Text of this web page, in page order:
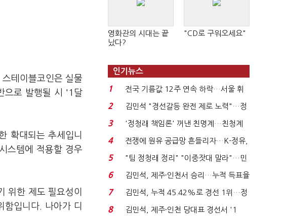
테이블코인은 실물
으로 발행될 시 '1달
확대되는 추세입니
스템에 적용할 경우
위한 제도 필요성이
입니다. 나아가 디
영화관의 시대는 끝
났다?
"CD로 구워오세요"
인기뉴스
1
전국 기름값 12주 연속 하락…서울 휘
발윳값 1909원...
2
김민석 "경선갈등 완전 제로 노력"…정
청래 "반명 공세 사...
3
'정청래 책임론' 꺼낸 친명계…친청계
는 추가투표 때리기...
4
전쟁에 원유 공급망 흔들리자…K-정유,
에너지안보 핵심...
5
"팀 정청래 정리" "이중잣대 말라"…민
주 최고위원 계파 다...
6
김민석, 제주·인천서 승리…누적 득표율
'1위 탈환'(종합)...
7
김민석, 누적 45.42%로 경선 1위…정
청래와 격차 0.86%p(...
8
김민석, 제주·인천 당대표 경선서 '1